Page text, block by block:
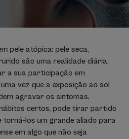
pele atópica: pele seca,
são uma realidade diária.
a sua participação em
vez que a exposição ao sol
agravar os sintomas.
certos, pode tirar partido
torná-los um grande aliado para
em algo que não seja